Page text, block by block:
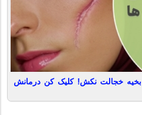
خجالت نکش! کلیک کن درمانش